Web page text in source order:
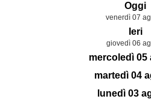
Oggi
venerdì 07
Ieri
giovedì 06
mercoledì 05
martedì 04
lunedì 03